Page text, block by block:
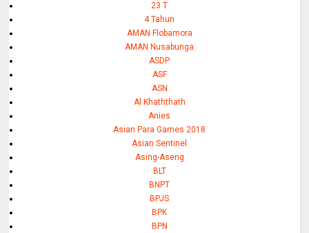
23 T
4 Tahun
AMAN Flobamora
AMAN Nusabunga
ASDP
ASF
ASN
Al Khaththath
Anies
Asian Para Games 2018
Asian Sentinel
Asing-Aseng
BLT
BNPT
BPJS
BPK
BPN